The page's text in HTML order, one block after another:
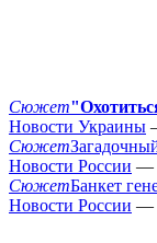
Сюжет
Новости Украины
Сюжет
Новости России —
СюжетБанкет
Новости России —